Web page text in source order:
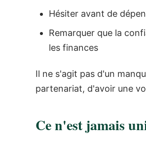
Hésiter avant de
Remarquer que la
les finances
Il ne s'agit pas d'un
partenariat, d'avoir une
Ce n'est jamais